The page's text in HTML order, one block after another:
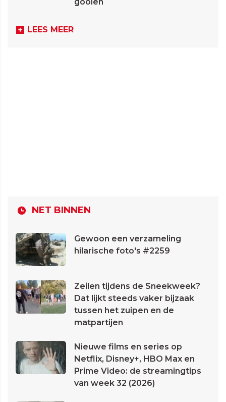
LEES MEER
NET BINNEN
Gewoon een verzameling
hilarische foto's #2259
Zeilen tijdens de Sneekweek?
Dat lijkt steeds vaker bijzaak
tussen het zuipen en de
matpartijen
Nieuwe films en series op
Netflix, Disney+, HBO Max en
Prime Video: de streamingtips
van week 32 (2026)